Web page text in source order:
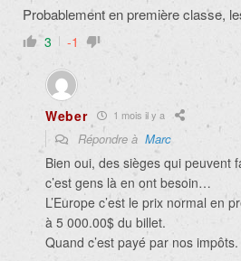
Probablement en première classe,
3 -1
Weber 1 mois il y a
Répondre à Marc
Bien oui, des sièges qui peuvent
c’est gens là en ont besoin…
L’Europe c’est le prix normal en
à 5 000.00$ du billet.
Quand c’est payé par nos impôts.